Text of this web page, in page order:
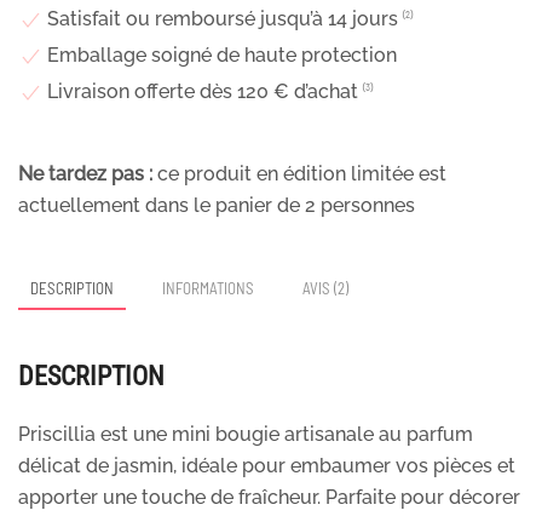
Satisfait ou remboursé jusqu’à 14 jours ⁽²⁾
Emballage soigné de haute protection
Livraison offerte dès 120 € d’achat ⁽³⁾
Ne tardez pas : ce produit en édition limitée est
actuellement dans le panier de 2 personnes
DESCRIPTION INFORMATIONS AVIS (2)
DESCRIPTION
Priscillia est une mini bougie artisanale au parfum
délicat de jasmin, idéale pour embaumer vos pièces et
apporter une touche de fraîcheur. Parfaite pour décorer